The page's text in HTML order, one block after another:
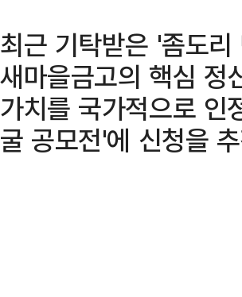
최근 기탁받은 '좀도
새마을금고의 핵심 정
가치를 국가적으로 인
굴 공모전'에 신청을